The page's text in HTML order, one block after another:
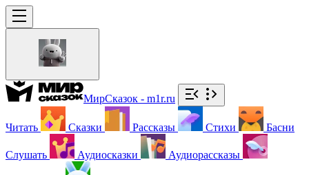
МирСказок - m1r.ru
Читать Сказки Рассказы Стихи Басни
Слушать Аудиосказки Аудиорассказы